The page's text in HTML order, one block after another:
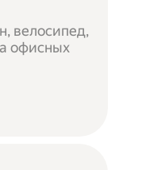
велосипед,
офисных